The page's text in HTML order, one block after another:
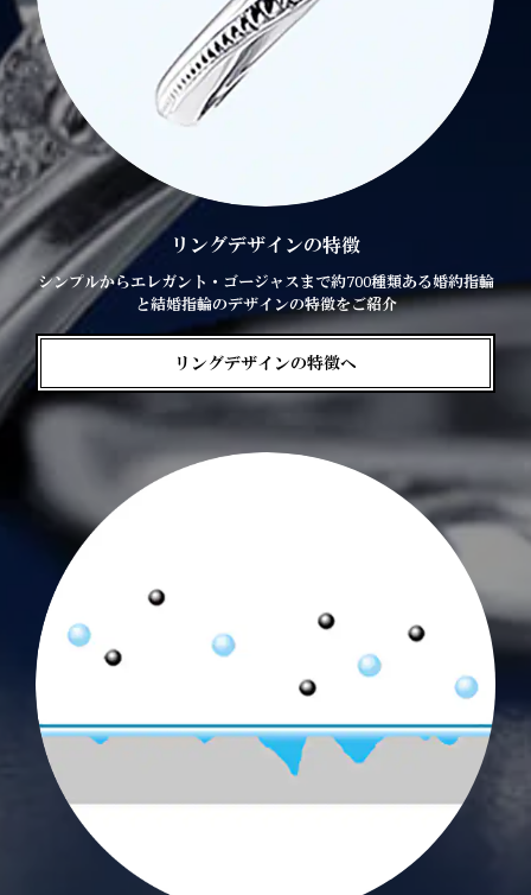
リングデザインの特徴
シンプルからエレガント・ゴージャスまで約700種類ある婚約指輪
と結婚指輪のデザインの特徴をご紹介
リングデザインの特徴へ